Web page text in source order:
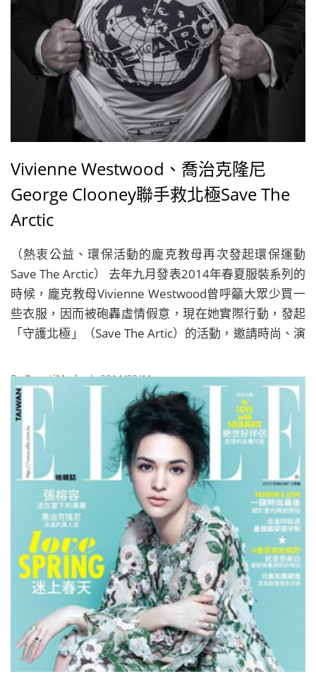
Vivienne Westwood、喬治克隆尼
George Clooney聯手救北極Save The
Arctic
（熱衷公益、環保活動的龐克教母再次發起環保運動
Save The Arctic） 去年九月發表2014年春夏服裝系列的
時候，龐克教母Vivienne Westwood曾呼籲大眾少買一
些衣服，因而被砲轟虛情假意，現在她實際行動，發起
「守護北極」（Save The Artic）的活動，邀請時尚、演
的事業，來換取環境的平衡。 2012年獲利500萬英鎊
（約新台幣2億4千萬元），同時近年將事業版圖拓展到
中國與美國等大宗市場，也獲得巨大的成功。然而這位
總是提倡環保的資深設計師似乎覺得差不多了，為了不
再製造大量的「潛在垃圾」，因此她表示，未來她將不
再重視「量」，而ą
ByBeautiMode| 2014/02/11